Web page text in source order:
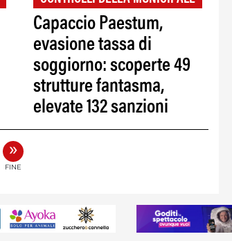
Capaccio Paestum,
evasione tassa di
soggiorno: scoperte 49
strutture fantasma,
elevate 132 sanzioni
»
FINE